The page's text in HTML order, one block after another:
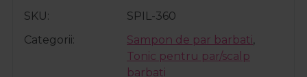
SKU
SPIL-360
Categorii
Sampon de par barbati,
Tonic pentru par/scalp
barbati